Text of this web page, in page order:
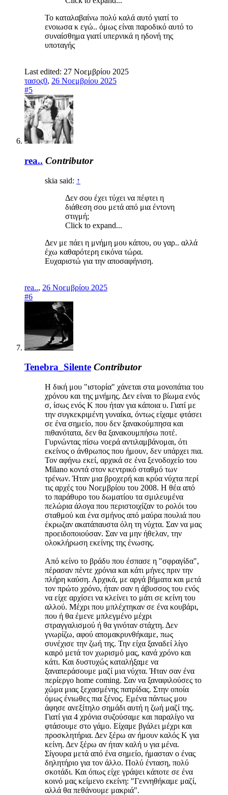
Το καταλαβαίνω πολύ καλά αυτό γιατί το
ενοιωσα κ εγώ.. όμως είναι παροδικό αυτό το
συναίσθημα γιατί υπερνικά η ηδονή της
υποταγής
Last edited: 27 Νοεμβρίου 2025
τασος0, 26 Νοεμβρίου 2025
#5
rea.. Contributor
skia said: ↑
Δεν σου έχει τύχει να πέφτει η
διάθεση σου μετά από μια έντονη
στιγμή;
Click to expand...
Δεν με πάει η μνήμη μου κάπου, ου γαρ.. αλλά
έχω καθαρότερη εικόνα τώρα.
Ευχαριστώ για την αποσαφήνιση.
rea.., 26 Νοεμβρίου 2025
#6
Tenebra_Silente Contributor
Η δική μου "ιστορία" χάνεται στα μονοπάτια του
χρόνου και της μνήμης. Δεν είναι το βίωμα ενός
σ, ίσως ενός Κ που ήταν για κάποια υ. Γιατί με
την συγκεκριμένη γυναίκα, όντως είχαμε φτάσει
σε ένα σημείο, που δεν ξανακούμπησα και
πιθανότατα, δεν θα ξανακουμπήσω ποτέ.
Γυρνώντας πίσω νοερά αντιλαμβάνομαι, ότι
εκείνος ο άνθρωπος που ήμουν, δεν υπάρχει πια.
Τον αφήνω εκεί, αρχικά σε ένα ξενοδοχείο του
Milano κοντά στον κεντρικό σταθμό των
τρένων. Ήταν μια βροχερή και κρύα νύχτα περί
τις αρχές του Νοεμβρίου του 2008. Η θέα από
το παράθυρο του δωματίου τα σμιλευμένα
πελώρια άλογα που περιστοιχίζαν το ρολόι του
σταθμού και ένα σμήνος από μαύρα πουλιά που
έκρωζαν ακατάπαυστα όλη τη νύχτα. Σαν να μας
προειδοποιούσαν. Σαν να μην ήθελαν, την
ολοκλήρωση εκείνης της ένωσης.
Από κείνο το βράδυ που έσπασε η "σφραγίδα",
πέρασαν πέντε χρόνια και κάτι μήνες πριν την
πλήρη καύση. Αρχικά, με αργά βήματα και μετά
τον πρώτο χρόνο, ήταν σαν η άβυσσος του ενός
να είχε αρχίσει να κλείνει το μάτι σε κείνη του
αλλού. Μέχρι που μπλέχτηκαν σε ένα κουβάρι,
που ή θα έμενε μπλεγμένο μέχρι
στραγγαλισμού ή θα γινόταν στάχτη. Δεν
γνωρίζω, αφού απομακρυνθήκαμε, πως
συνέχισε την ζωή της. Την είχα ξαναδεί λίγο
καιρό μετά τον χωρισμό μας, κανά χρόνο και
κάτι. Και δυστυχώς καταλήξαμε να
ξαναπεράσουμε μαζί μια νύχτα. Ήταν σαν ένα
περίεργο home coming. Σαν να ξαναφιλούσες το
χώμα μιας ξεχασμένης πατρίδας. Στην οποία
όμως ένιωθες πια ξένος. Εμένα πάντως μου
άφησε ανεξίτηλο σημάδι αυτή η ζωή μαζί της.
Γιατί για 4 χρόνια συζούσαμε και παραλίγο να
φτάσουμε στο γάμο. Είχαμε βγάλει μέχρι και
προσκλητήρια. Δεν ξέρω αν ήμουν καλός Κ για
κείνη. Δεν ξέρω αν ήταν καλή υ για μένα.
Σίγουρα μετά από ένα σημείο, ήμασταν ο ένας
δηλητήριο για τον άλλο. Πολύ ένταση, πολύ
σκοτάδι. Και όπως είχε γράψει κάποτε σε ένα
κοινό μας κείμενο εκείνη: "Γεννηθήκαμε μαζί,
αλλά θα πεθάνουμε μακριά".